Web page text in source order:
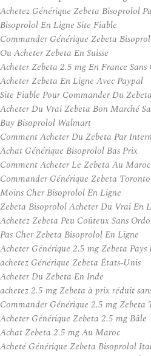
Achetez Générique Zebeta Bisoprolol
Bisoprolol En Ligne Site Fiable
Commander Générique Zebeta
Ou Acheter Zebeta En Suisse
Acheter Zebeta 2.5 mg En France Sans
Acheter Zebeta En Ligne Avec Paypal
Site Fiable Pour Commander Du
Acheter Du Vrai Zebeta Bon Marché
Buy Bisoprolol Walmart
Comment Acheter Du Zebeta Par
Achat Générique Bisoprolol Bas Prix
Comment Acheter Le Zebeta Au Maroc
Commander Générique Zebeta Toronto
Moins Cher Bisoprolol En Ligne
Zebeta Bisoprolol Acheter Du Vrai En
Achetez Zebeta Peu Coûteux Sans
Pas Cher Zebeta Bisoprolol En Ligne
Acheter Générique 2.5 mg Zebeta Pays
achetez Générique Zebeta États-Unis
Acheter Du Zebeta En Inde
achetez 2.5 mg Zebeta à prix réduit
Commander Générique 2.5 mg Zebeta
Acheter Générique Zebeta 2.5 mg Bâle
Achat Zebeta 2.5 mg Au Maroc
Acheté Générique Zebeta Bisoprolol